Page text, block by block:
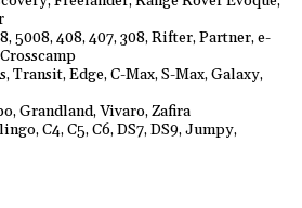
5008, 408, 407, 308, Rifter, Partner, e-
Transit, Edge, C-Max, S-Max, Galaxy,
Grandland, Vivaro, Zafira
C4, C5, C6, DS7, DS9, Jumpy,